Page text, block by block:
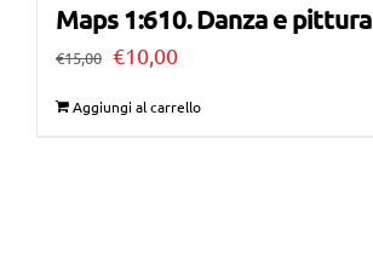
Maps 1:610. Danza e pittura
€15,00 Il
€10,00Il
Aggiungi al carrello